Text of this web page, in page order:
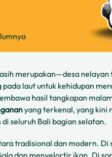
merupakan—desa nelayan
laut untuk kehidupan
hasil tangkapan
yang terkenal, yang kini
seluruh Bali bagian selatan.
tradisional dan modern. Di
dan menyelortir ikan. Di